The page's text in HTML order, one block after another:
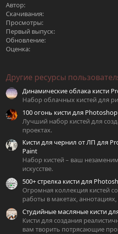
Автор
Скачивания
Просмотры
Первый выпуск
Обновление
Оценка
Другие ресурсы
Динамические облака кисти
Набор облачных кистей для
100 огонь кисти для Photoshop
Лучший набор кистей для
проектах.
Кисти для чернил от ЛП для
Paint
Набор кистей – ваш
искусстве.
500+ стрелка кисти для
Огромная коллекция кистей
работы в макетах, аннотациях,
Студийные масляные кисти
Кисти для создания
вам творить потрясающие